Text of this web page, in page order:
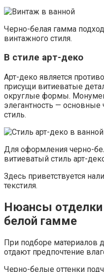
Черно-белая гамма
винтажного стиля.
В стиле арт-деко
Арт-деко является
присущи витиеватые
округлые формы.
элегантность — основные
стиль.
Для оформления черно-
витиеватый стиль арт-
Здесь приветствуется
текстиля.
Нюансы отделки
белой гамме
При подборе материалов
отдают предпочтение
Черно-белые оттенки